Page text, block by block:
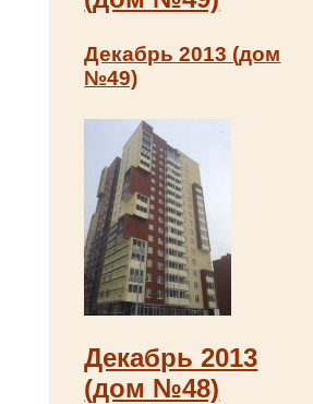
Декабрь 2013 (дом
№49)
Декабрь 2013
(дом №48)